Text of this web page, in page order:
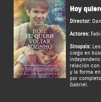
Hoy
Director:
Actores:
Sinopsis:
ciego en
relación con
y la forma
por
Gabriel.